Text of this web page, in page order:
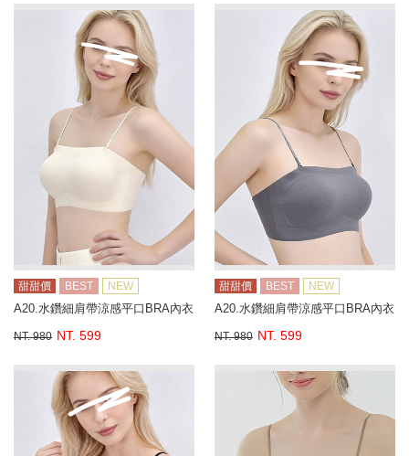
甜甜價 BEST NEW
A20.水鑽細肩帶涼感平口BRA內衣
NT. 980 NT. 599
甜甜價 BEST NEW
A20.水鑽細肩帶涼感平口BRA內衣
NT. 980 NT. 599